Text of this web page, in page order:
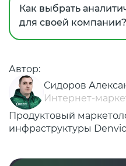
Как выбрать
для своей компании?
Автор:
Сидоров
Интернет-
Продуктовый
инфраструктуры